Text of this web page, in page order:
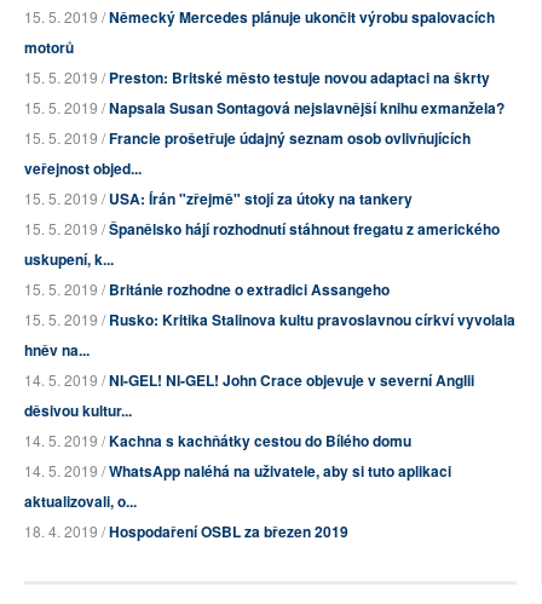
15. 5. 2019 /Německý Mercedes plánuje ukončit výrobu spalovacích
motorů
15. 5. 2019 /Preston: Britské město testuje novou adaptaci na škrty
15. 5. 2019 /Napsala Susan Sontagová nejslavnější knihu exmanžela?
15. 5. 2019 /Francie prošetřuje údajný seznam osob ovlivňujících
veřejnost objed...
15. 5. 2019 /USA: Írán "zřejmě" stojí za útoky na tankery
15. 5. 2019 /Španělsko hájí rozhodnutí stáhnout fregatu z amerického
uskupení, k...
15. 5. 2019 /Británie rozhodne o extradici Assangeho
15. 5. 2019 /Rusko: Kritika Stalinova kultu pravoslavnou církví vyvolala
hněv na...
14. 5. 2019 /NI-GEL! NI-GEL! John Crace objevuje v severní Anglii
děsivou kultur...
14. 5. 2019 /Kachna s kachňátky cestou do Bílého domu
14. 5. 2019 /WhatsApp naléhá na uživatele, aby si tuto aplikaci
aktualizovali, o...
18. 4. 2019 /Hospodaření OSBL za březen 2019